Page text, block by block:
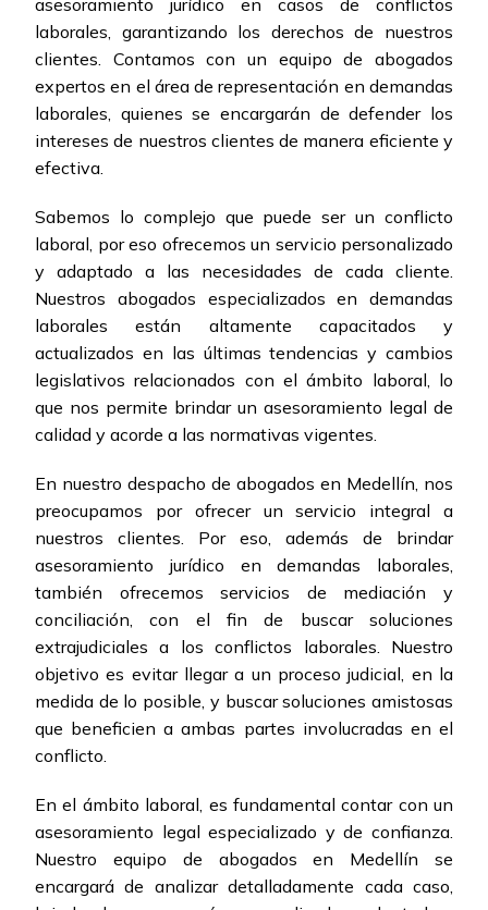
asesoramiento jurídico en casos de conflictos
laborales, garantizando los derechos de nuestros
clientes. Contamos con un equipo de abogados
expertos en el área de representación en demandas
laborales, quienes se encargarán de defender los
intereses de nuestros clientes de manera eficiente y
efectiva.
Sabemos lo complejo que puede ser un conflicto
laboral, por eso ofrecemos un servicio personalizado
y adaptado a las necesidades de cada cliente.
Nuestros abogados especializados en demandas
laborales están altamente capacitados y
actualizados en las últimas tendencias y cambios
legislativos relacionados con el ámbito laboral, lo
que nos permite brindar un asesoramiento legal de
calidad y acorde a las normativas vigentes.
En nuestro despacho de abogados en Medellín, nos
preocupamos por ofrecer un servicio integral a
nuestros clientes. Por eso, además de brindar
asesoramiento jurídico en demandas laborales,
también ofrecemos servicios de mediación y
conciliación, con el fin de buscar soluciones
extrajudiciales a los conflictos laborales. Nuestro
objetivo es evitar llegar a un proceso judicial, en la
medida de lo posible, y buscar soluciones amistosas
que beneficien a ambas partes involucradas en el
conflicto.
En el ámbito laboral, es fundamental contar con un
asesoramiento legal especializado y de confianza.
Nuestro equipo de abogados en Medellín se
encargará de analizar detalladamente cada caso,